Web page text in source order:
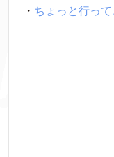
・ ちょっと行って